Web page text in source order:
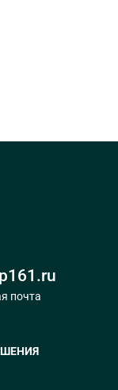
почта